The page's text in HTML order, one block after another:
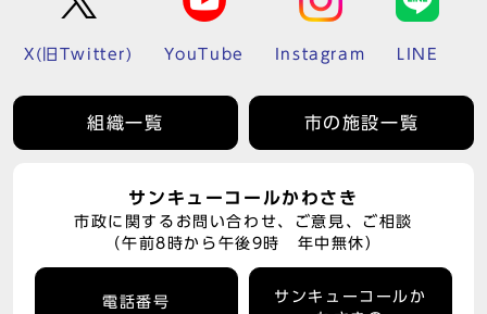
X(旧Twitter) YouTube Instagram LINE
組織一覧 市の施設一覧
サンキューコールかわさき
市政に関するお問い合わせ、ご意見、ご相談
（午前8時から午後9時 年中無休）
電話番号
サンキューコールか